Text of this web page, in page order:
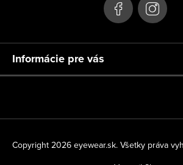
i
info@eyewear.sk